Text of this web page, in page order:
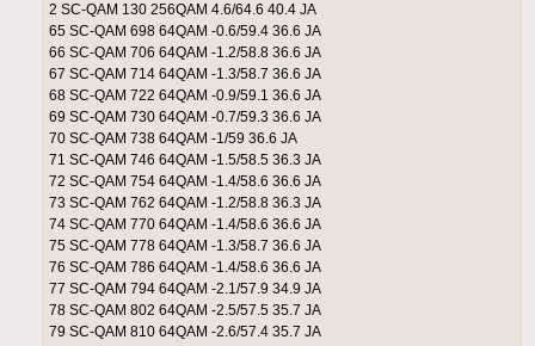
2 SC-QAM 130 256QAM 4.6/64.6 40.4 JA
65 SC-QAM 698 64QAM -0.6/59.4 36.6 JA
66 SC-QAM 706 64QAM -1.2/58.8 36.6 JA
67 SC-QAM 714 64QAM -1.3/58.7 36.6 JA
68 SC-QAM 722 64QAM -0.9/59.1 36.6 JA
69 SC-QAM 730 64QAM -0.7/59.3 36.6 JA
70 SC-QAM 738 64QAM -1/59 36.6 JA
71 SC-QAM 746 64QAM -1.5/58.5 36.3 JA
72 SC-QAM 754 64QAM -1.4/58.6 36.6 JA
73 SC-QAM 762 64QAM -1.2/58.8 36.3 JA
74 SC-QAM 770 64QAM -1.4/58.6 36.6 JA
75 SC-QAM 778 64QAM -1.3/58.7 36.6 JA
76 SC-QAM 786 64QAM -1.4/58.6 36.6 JA
77 SC-QAM 794 64QAM -2.1/57.9 34.9 JA
78 SC-QAM 802 64QAM -2.5/57.5 35.7 JA
79 SC-QAM 810 64QAM -2.6/57.4 35.7 JA